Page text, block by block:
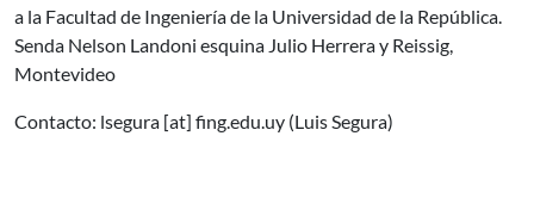
a la Facultad de Ingeniería de la Universidad de la República.
Senda Nelson Landoni esquina Julio Herrera y Reissig,
Montevideo
Contacto: lsegura [at] fing.edu.uy (Luis Segura)